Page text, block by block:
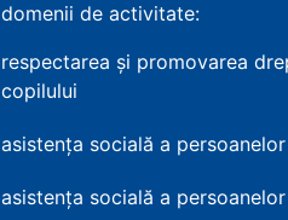
domenii de activitate:
respectarea și promovarea
copilului
asistența socială a
asistența socială a